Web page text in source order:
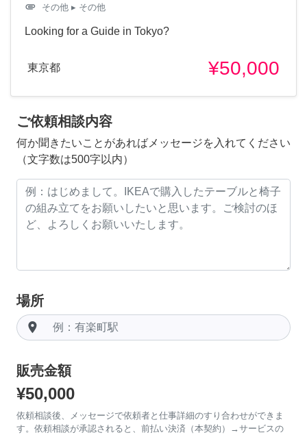
attachment その他 ▸ その他
Looking for a Guide in Tokyo?
東京都 ¥50,000
ご依頼相談内容
何か聞きたいことがあればメッセージを入れてください
（文字数は500字以内）
場所
room
販売金額
¥50,000
依頼相談後、メッセージで依頼者と仕事詳細のすり合わせができま
す。依頼相談が承認されると、前払い決済（本契約）→サービスの